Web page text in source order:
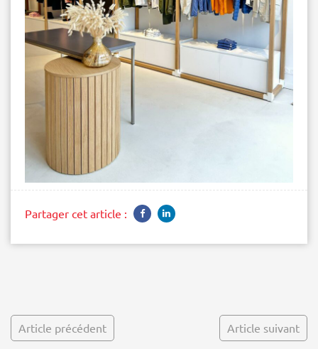
Partager cet article :
Article précédent Article suivant